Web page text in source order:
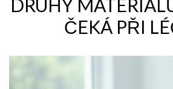
DRUHY
ČEKÁ PŘI